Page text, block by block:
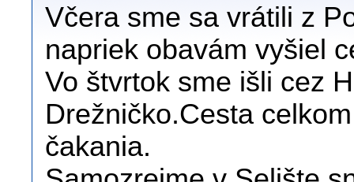
Včera sme sa vrátili z
napriek obavám vyšiel
Vo štvrtok sme išli cez
Drežničko.Cesta
čakania.